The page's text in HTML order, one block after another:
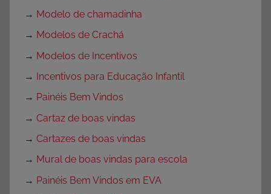
→ Modelo de chamadinha
→ Modelos de Crachá
→ Modelos de Incentivos
→ Incentivos para Educação Infantil
→ Painéis Bem Vindos
→ Cartaz de boas vindas
→ Cartazes de boas vindas
→ Mural de boas vindas para escola
→ Painéis Bem Vindos em EVA